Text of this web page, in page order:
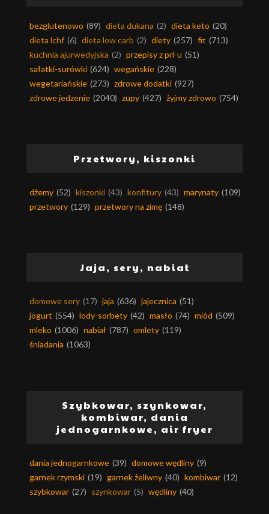
bezglutenowo (89) dieta dukana (2) dieta keto (20)
dieta lchf (6) dieta low carb (2) diety (257) fit (713)
kuchnia ajurwedyjska (2) przepisy z prl-u (51)
sałatki-surówki (624) wegańskie (228)
wegetariańskie (273) zdrowe dodatki (927)
zdrowe jedzenie (2040) zupy (427) żyjmy zdrowo (754)
Przetwory, kiszonki
dżemy (52) kiszonki (43) konfitury (43) marynaty (109)
przetwory (129) przetwory na zimę (148)
Jaja, sery, nabiał
domowe sery (17) jaja (636) jajecznica (51)
jogurt (554) lody-sorbety (42) masło (74) miód (509)
mleko (1006) nabiał (787) omlety (119)
śniadania (1063)
Szybkowar, szynkowar,
kombiwar, dania
jednogarnkowe, air fryer
dania jednogarnkowe (39) domowe wędliny (9)
garnek rzymski (19) garnek żeliwny (40) kombiwar (12)
szybkowar (27) szynkowar (5) wędliny (40)